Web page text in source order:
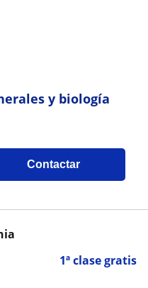
y biología
Contactar
1ª clase gratis